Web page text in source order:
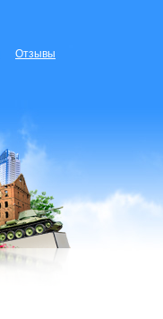
Отзывы